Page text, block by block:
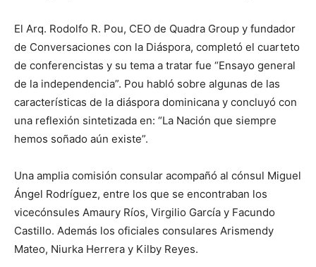
El Arq. Rodolfo R. Pou, CEO de Quadra Group y fundador
de Conversaciones con la Diáspora, completó el cuarteto
de conferencistas y su tema a tratar fue “Ensayo general
de la independencia”. Pou habló sobre algunas de las
características de la diáspora dominicana y concluyó con
una reflexión sintetizada en: “La Nación que siempre
hemos soñado aún existe”.
Una amplia comisión consular acompañó al cónsul Miguel
Ángel Rodríguez, entre los que se encontraban los
vicecónsules Amaury Ríos, Virgilio García y Facundo
Castillo. Además los oficiales consulares Arismendy
Mateo, Niurka Herrera y Kilby Reyes.